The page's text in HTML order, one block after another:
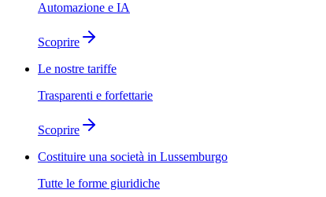
Automazione e IA
Scoprire
Le nostre tariffe
Trasparenti e forfettarie
Scoprire
Costituire una società in Lussemburgo
Tutte le forme giuridiche